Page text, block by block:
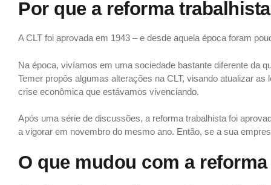
Por que a reforma
A CLT foi aprovada em 1943 – e desde aquela época foram
Na época, vivíamos em uma sociedade bastante diferente da
Temer propôs algumas alterações na CLT, visando atualizar
crise econômica que estávamos vivenciando.
Após uma série de discussões, a reforma trabalhista foi
a vigorar em novembro do mesmo ano. Então, se a sua
O que mudou com a